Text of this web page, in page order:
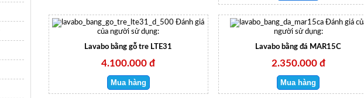
Đánh giá
của người sử dụng:
Lavabo bằng gỗ tre LTE31
4.100.000 đ
Đánh giá
người sử dụng:
Lavabo bằng đá MAR15C
2.350.000 đ